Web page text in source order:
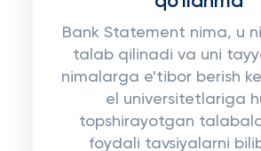
Bank Statement nima, u
talab qilinadi va uni
nimalarga e'tibor berish
el universitetlariga
topshirayotgan
foydali tavsiyalarni